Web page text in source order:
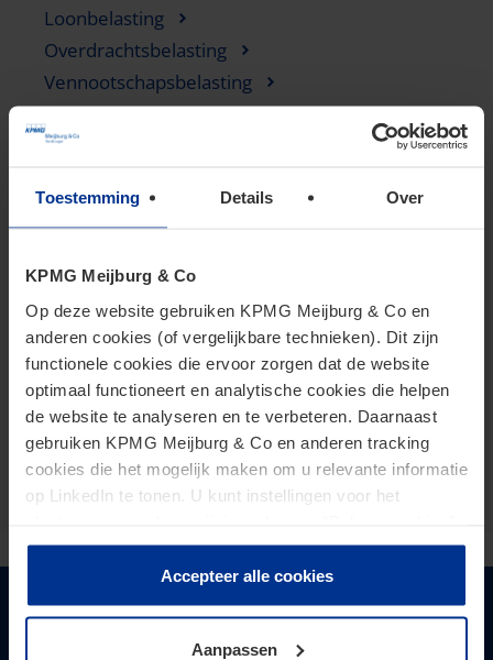
Toestemming Details Over
KPMG Meijburg & Co
Op deze website gebruiken KPMG Meijburg & Co en
anderen cookies (of vergelijkbare technieken). Dit zijn
functionele cookies die ervoor zorgen dat de website
optimaal functioneert en analytische cookies die helpen
de website te analyseren en te verbeteren. Daarnaast
gebruiken KPMG Meijburg & Co en anderen tracking
cookies die het mogelijk maken om u relevante informatie
op LinkedIn te tonen. U kunt instellingen voor het
te klikken. Als u op “Accepteer alle cookies” klikt, geeft u
toestemming voor het gebruik van alle cookies. Deze
toestemming kunt u altijd weer intrekken.
Accepteer alle cookies
Aanpassen
Loonbelasting
Overdrachtsbelasting
Vennootschapsbelasting
Belastingplan 2025
Assurantiebelasting nieuws
Douane en Accijnzen nieuws
Inkomstenbelasting nieuws
Kansspelbelasting nieuws
Loonbelasting nieuws
Overdrachtsbelasting nieuws
Vennootschapsbelasting nieuws
Houd mij op de hoogte